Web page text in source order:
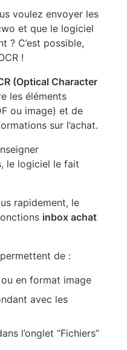
voulez envoyer les
et que le logiciel
? C’est possible,
!
(Optical Character
les éléments
ou image) et de
sur l’achat.
le logiciel le fait
rapidement, le
inbox achat
de :
ou en format image
avec les
l’onglet “Fichiers”